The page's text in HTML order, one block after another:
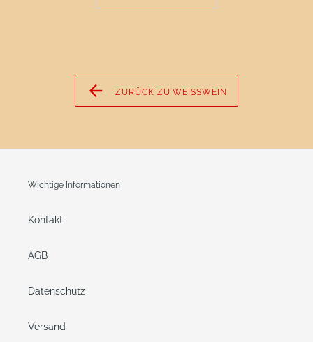
ZURÜCK ZU WEISSWEIN
Wichtige Informationen
Kontakt
AGB
Datenschutz
Versand